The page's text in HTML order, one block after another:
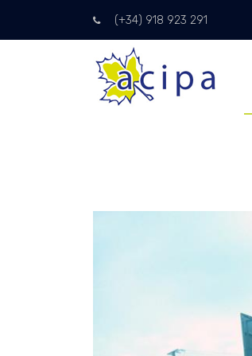
(+34) 918 923 291